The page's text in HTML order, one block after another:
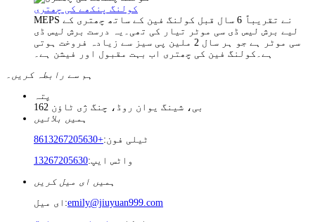
کولنگ پنکھے کی چھتری
MEPS نے تقریباً 6 سال قبل کولنگ فین کے ساتھ چھتری کے
لیے برش لیس ڈی سی موٹر تیار کی تھی۔یہ درست برش لیس ڈی
سی موٹر ہے جو ہر سال 2 ملین پی سیز سے زیادہ فروخت ہوتی
ہے۔کولنگ فین کی چھتری اب بہت مقبول اور فیشن ہے۔
ہم سے رابطہ کریں۔
پتہ
162 بی، شینگ یوان روڈ، چنگ ژی ٹاؤن
ہمیں بلائیں
ٹیلی فون:+8613267205630
واٹس ایپ:13267205630
ہمیں ای میل کریں
ای میل:emily@jiuyuan999.com